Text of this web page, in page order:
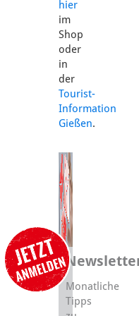
hier
im
Shop
oder
in
der
Tourist-
Information
Gießen.
Monatliche
Tipps